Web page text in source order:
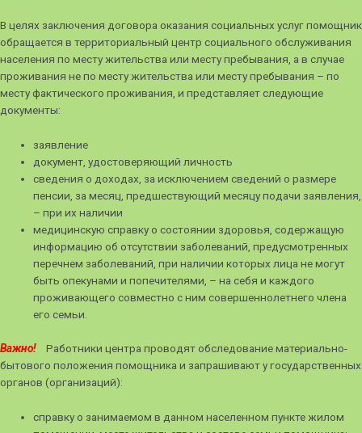
В целях заключения договора оказания социальных услуг помощник
обращается в территориальный центр социального обслуживания
населения по месту жительства или месту пребывания, а в случае
проживания не по месту жительства или месту пребывания – по
месту фактического проживания, и представляет следующие
документы:
заявление
документ, удостоверяющий личность
сведения о доходах, за исключением сведений о размере
пенсии, за месяц, предшествующий месяцу подачи заявления,
– при их наличии
медицинскую справку о состоянии здоровья, содержащую
информацию об отсутствии заболеваний, предусмотренных
перечнем заболеваний, при наличии которых лица не могут
быть опекунами и попечителями, – на себя и каждого
проживающего совместно с ним совершеннолетнего члена
его семьи.
Важно! Работники центра проводят обследование материально-
бытового положения помощника и запрашивают у государственных
органов (организаций):
справку о занимаемом в данном населенном пункте жилом